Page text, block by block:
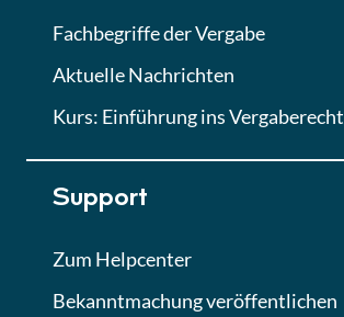
Fachbegriffe der Vergabe
Aktuelle Nachrichten
Kurs: Einführung ins Vergaberecht
Support
Zum Helpcenter
Bekanntmachung veröffentlichen